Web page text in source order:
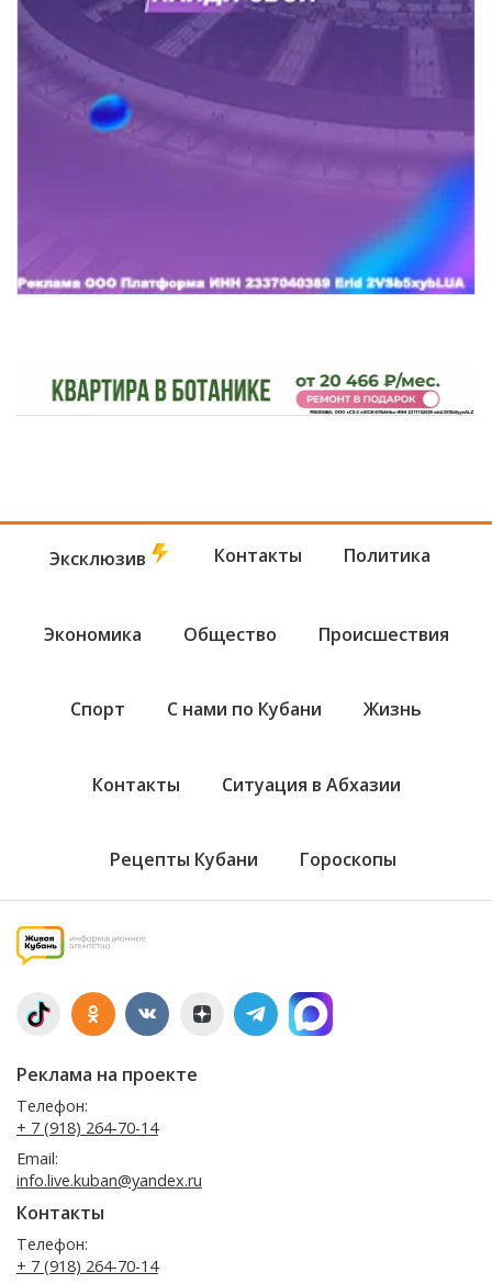
Эксклюзив Контакты Политика
Экономика Общество Происшествия
Спорт С нами по Кубани Жизнь
Контакты Ситуация в Абхазии
Рецепты Кубани Гороскопы
Реклама на проекте
Телефон:
+ 7 (918) 264-70-14
Email:
info.live.kuban@yandex.ru
Контакты
Телефон:
+ 7 (918) 264-70-14